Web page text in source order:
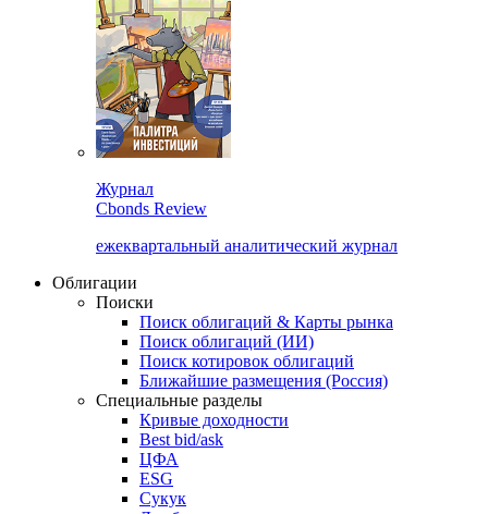
Журнал
Cbonds Review
ежеквартальный аналитический журнал
Облигации
Поиски
Поиск облигаций & Карты рынка
Поиск облигаций (ИИ)
Поиск котировок облигаций
Ближайшие размещения (Россия)
Специальные разделы
Кривые доходности
Best bid/ask
ЦФА
ESG
Сукук